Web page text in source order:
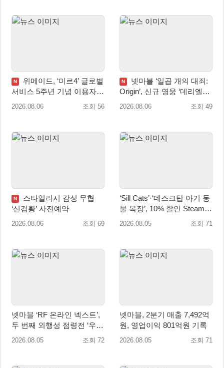
N
위메이드, ‘미르4’ 글로벌
서비스 5주년 기념 이용자
헌정 영상 공개
2026.08.06 조회 56
N
넷마블 ‘일곱 개의 대죄:
Origin’, 신규 영웅 ‘데리엘리’
업데이트 실시
2026.08.06 조회 49
N
스타일리시 감성 무협
‘신검황’ 사전예약
2026.08.06 조회 69
‘Sill Cats’·‘데스크탑 아기 동
물 목장’, 10% 할인 Steam
번들 판매
2026.08.05 조회 71
넷마블 ‘RF 온라인 넥스트’,
두 번째 외행성 점령전 ‘우샤
스 워존’ 등 업데이트 실시
2026.08.05 조회 72
넷마블, 2분기 매출 7,492억
원, 영업이익 801억원 기록
2026.08.05 조회 71